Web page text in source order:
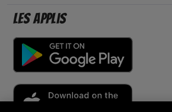
Les applis